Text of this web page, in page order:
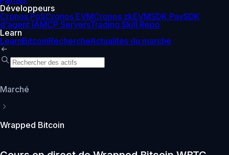
Développeurs
Cronos PoSCronos EVMCronos zkEVMSDK PaySDK
d'agent IAMCP ServersTrading Skill Repo
Learn
LearnBitcoinRechercheActualités du marché
Marché
Wrapped Bitcoin